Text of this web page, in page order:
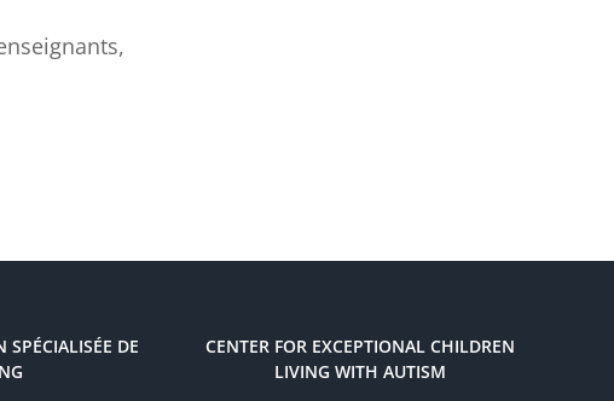
SPÉCIALISÉE DE
CENTER FOR EXCEPTIONAL CHILDREN
LIVING WITH AUTISM